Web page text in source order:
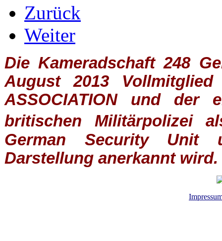
Zurück
Weiter
Die Kameradschaft 248
August 2013
ASSOCIATIONund der
britischen
Militärpolizei
German Security Unit
Darstellung anerkannt wird.